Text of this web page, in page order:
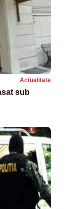
Actualitate
sub